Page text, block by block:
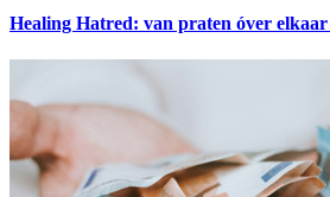
Healing Hatred: van praten óver